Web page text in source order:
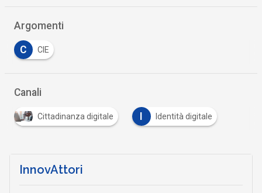
Argomenti
C CIE
Canali
Cittadinanza digitale Identità digitale
InnovAttori